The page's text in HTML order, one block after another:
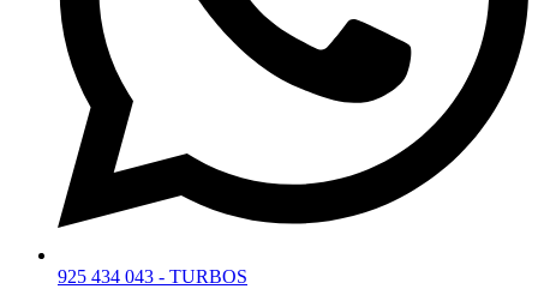
925 434 043 - TURBOS